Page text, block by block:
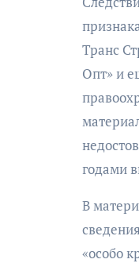
Транс
Опт» и
годами
В
«особо